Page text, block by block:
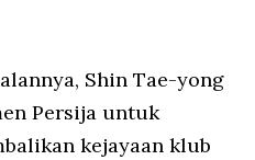
Shin Tae-yong
Persija untuk
kejayaan klub